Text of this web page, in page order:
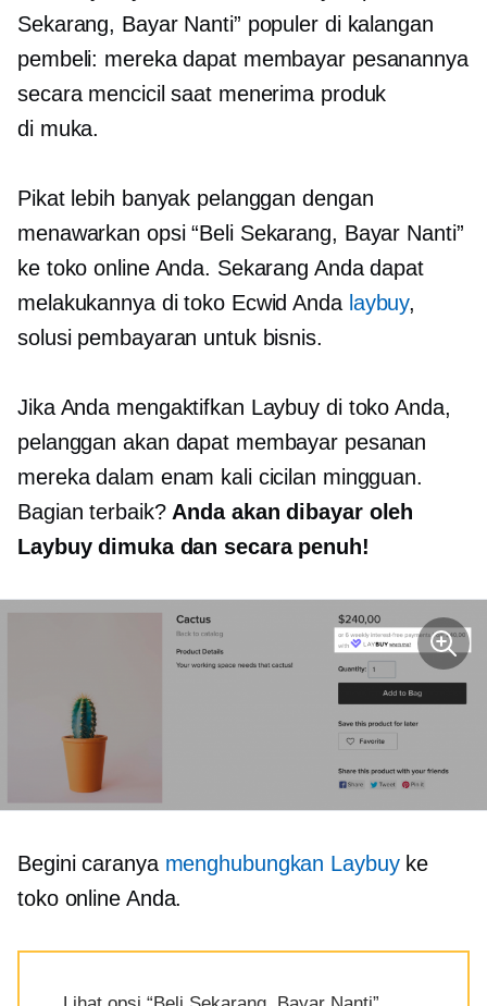
Sekarang, Bayar Nanti” populer di kalangan
pembeli: mereka dapat membayar pesanannya
secara mencicil saat menerima produk
di muka.
Pikat lebih banyak pelanggan dengan
menawarkan opsi “Beli Sekarang, Bayar Nanti”
ke toko online Anda. Sekarang Anda dapat
melakukannya di toko Ecwid Anda laybuy,
solusi pembayaran untuk bisnis.
Jika Anda mengaktifkan Laybuy di toko Anda,
pelanggan akan dapat membayar pesanan
mereka dalam enam kali cicilan mingguan.
Bagian terbaik? Anda akan dibayar oleh
Laybuy dimuka dan secara penuh!
Begini caranya menghubungkan Laybuyke
toko online Anda.